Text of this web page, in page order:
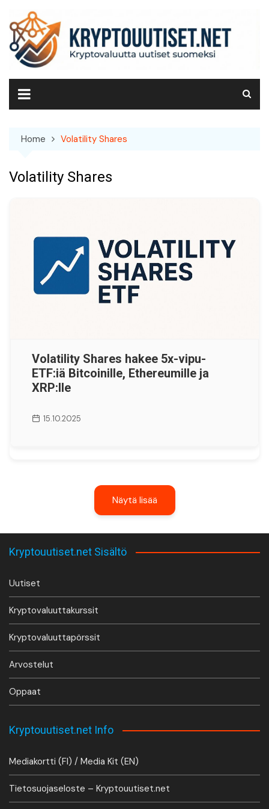
content
Home Volatility Shares
Volatility Shares
Volatility Shares hakee 5x-vipu-
ETF:iä Bitcoinille, Ethereumille ja
XRP:lle
15.10.2025
Näytä lisää
Kryptouutiset.net Sisältö
Uutiset
Kryptovaluuttakurssit
Kryptovaluuttapörssit
Arvostelut
Oppaat
Kryptouutiset.net Info
Mediakortti (FI) / Media Kit (EN)
Tietosuojaseloste – Kryptouutiset.net